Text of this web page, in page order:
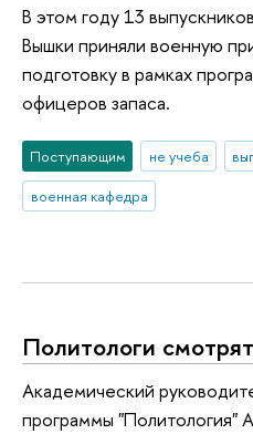
В этом году 13
Вышки приняли военную
подготовку в рамках
офицеров запаса.
Поступающим не учеба
военная кафедра
Политологи
Академический
программы